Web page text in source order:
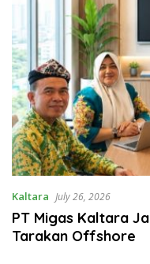
Kaltara July 26, 2026
PT Migas Kaltara
Tarakan Offshore